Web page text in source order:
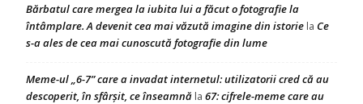
Bărbatul care mergea la iubita lui a făcut o fotografie la
întâmplare. A devenit cea mai văzută imagine din istorie la Ce
s-a ales de cea mai cunoscută fotografie din lume
Meme-ul „6-7” care a invadat internetul: utilizatorii cred că au
descoperit, în sfârșit, ce înseamnă la 67: cifrele-meme care au